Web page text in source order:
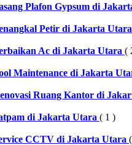
Plafon Gypsum di
Petir di Jakarta Utara
Ac di Jakarta Utara (
Maintenance di Jakarta
Ruang Kantor di
di Jakarta Utara ( 1 )
CCTV di Jakarta Utara